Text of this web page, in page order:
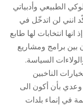
الطبيعي وأدبياتي
انني لن اتدخّل في
انها انتخابات لها طابع
بين برامج ومشاريع
السياسة.
الناخبين
وعدي بأن أكون الى
في إنماء بلدات